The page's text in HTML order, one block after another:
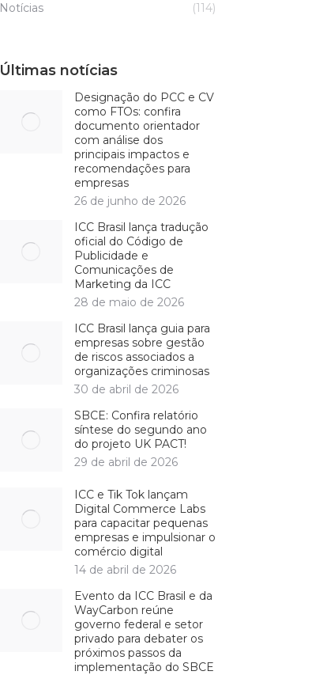
Notícias (114)
Últimas notícias
Designação do PCC e CV
como FTOs: confira
documento orientador
com análise dos
principais impactos e
recomendações para
empresas
26 de junho de 2026
ICC Brasil lança tradução
oficial do Código de
Publicidade e
Comunicações de
Marketing da ICC
28 de maio de 2026
ICC Brasil lança guia para
empresas sobre gestão
de riscos associados a
organizações criminosas
30 de abril de 2026
SBCE: Confira relatório
síntese do segundo ano
do projeto UK PACT!
29 de abril de 2026
ICC e Tik Tok lançam
Digital Commerce Labs
para capacitar pequenas
empresas e impulsionar o
comércio digital
14 de abril de 2026
Evento da ICC Brasil e da
WayCarbon reúne
governo federal e setor
privado para debater os
próximos passos da
implementação do SBCE